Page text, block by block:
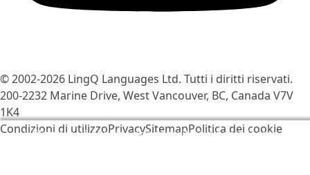
Utilizziamo i cookies per contribuire a migliorare
© 2002-2026 LingQ Languages Ltd. Tutti i diritti riservati.
200-2232 Marine Drive, West Vancouver, BC, Canada V7V
1K4
Condizioni di utilizzoPrivacySitemapPolitica dei cookie